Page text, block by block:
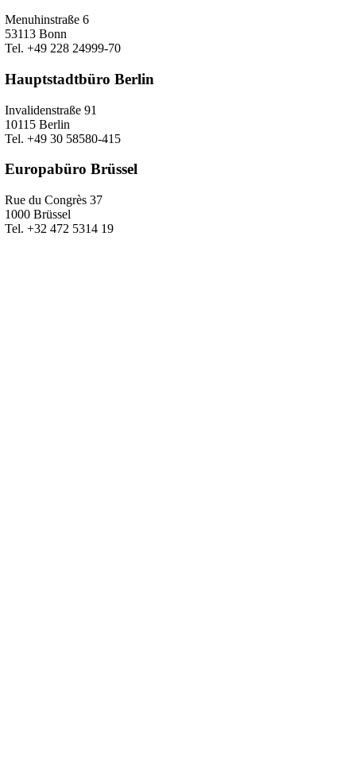
Menuhinstraße 6
53113 Bonn
Tel. +49 228 24999-70
Hauptstadtbüro Berlin
Invalidenstraße 91
10115 Berlin
Tel. +49 30 58580-415
Europabüro Brüssel
Rue du Congrès 37
1000 Brüssel
Tel. +32 472 5314 19